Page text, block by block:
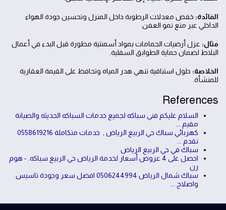
الفائدة: خفض معدلات الرطوبة داخل المنزل وتحسين جودة الهواء
الداخلي عبر منع نمو العفن.
مثال: عزل أرضيات الحمامات بمواد أسمنتية مطورة قبل البدء في أعمال
البلاط لضمان حماية الطوابق السفلية.
الخلاصة: حلول استباقية تنهي هدر المياه وتحافظ على القيمة العقارية
للمنشأة.
References
السلام عليكم فني سباكه لجميع خدمات السباكه الحديثه والصيانة
مقيم ...
كهربائي سباك حي الربيع الرياض , خدمات متكاملة 0558619216
نقدم ...
سباك في حي الربيع الرياض
احصل على 4 عروض أسعار لخدمة الرياض حي الربيع سباكه. - هوم
رن
سباك شمال الرياض 0506244994 افضل سعر وجودة تاسيس
واصلاح ...